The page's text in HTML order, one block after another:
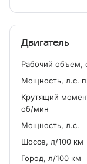
Двигатель
Рабочий объем,
Мощность, л.с.
Крутящий
об/мин
Мощность, л.с.
Шоссе, л/100 км
Город, л/100 км